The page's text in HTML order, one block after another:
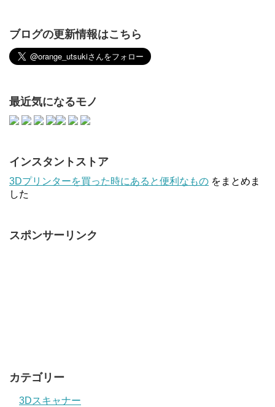
ブログの更新情報はこちら
最近気になるモノ
インスタントストア
3Dプリンターを買った時にあると便利なもの をまとめま
した
スポンサーリンク
カテゴリー
3Dスキャナー